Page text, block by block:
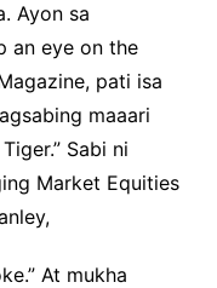
Ayon sa
an eye on the
pati isa
maaari
Sabi ni
Market Equities
At mukha